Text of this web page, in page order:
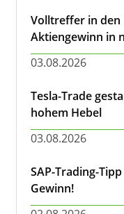
Volltreffer in den
Aktiengewinn in
03.08.2026
Tesla-Trade
hohem Hebel
03.08.2026
SAP-Trading-
Gewinn!